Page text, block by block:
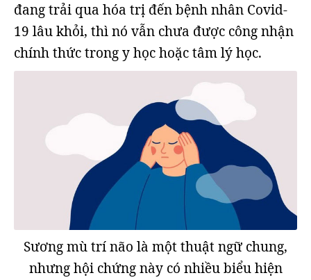
đang trải qua hóa trị đến bệnh nhân Covid-
19 lâu khỏi, thì nó vẫn chưa được công nhận
chính thức trong y học hoặc tâm lý học.
Sương mù trí não là một thuật ngữ chung,
nhưng hội chứng này có nhiều biểu hiện